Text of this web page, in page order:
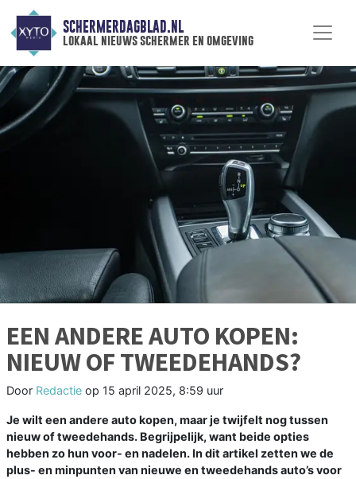
SCHERMERDAGBLAD.NL
lokaal nieuws schermer en omgeving
EEN ANDERE AUTO KOPEN:
NIEUW OF TWEEDEHANDS?
Door Redactie op 15 april 2025, 8:59 uur
Je wilt een andere auto kopen, maar je twijfelt nog tussen
nieuw of tweedehands. Begrijpelijk, want beide opties
hebben zo hun voor- en nadelen. In dit artikel zetten we de
plus- en minpunten van nieuwe en tweedehands auto’s voor